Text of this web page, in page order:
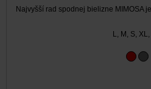
Najvyšší rad spodnej bielizne MIMOSA
L, M, S,